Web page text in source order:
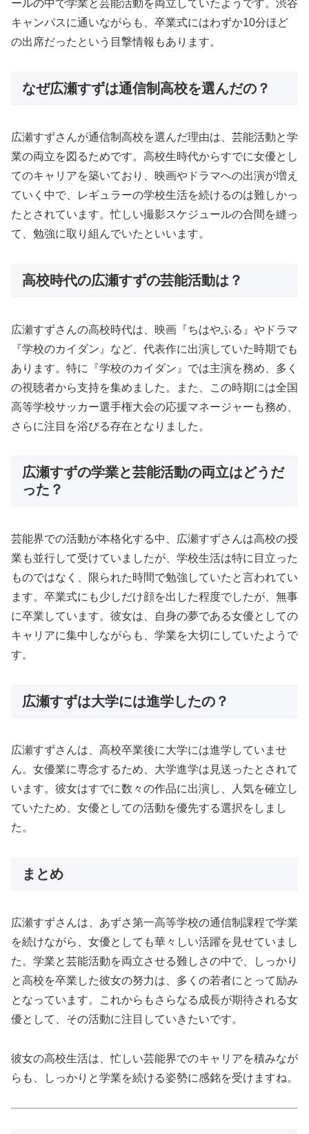
ールの中で学業と芸能活動を両立していたようです。渋谷
キャンパスに通いながらも、卒業式にはわずか10分ほど
の出席だったという目撃情報もあります。
なぜ広瀬すずは通信制高校を選んだの？
広瀬すずさんが通信制高校を選んだ理由は、芸能活動と学
業の両立を図るためです。高校生時代からすでに女優とし
てのキャリアを築いており、映画やドラマへの出演が増え
ていく中で、レギュラーの学校生活を続けるのは難しかっ
たとされています。忙しい撮影スケジュールの合間を縫っ
て、勉強に取り組んでいたといいます。
高校時代の広瀬すずの芸能活動は？
広瀬すずさんの高校時代は、映画『ちはやふる』やドラマ
『学校のカイダン』など、代表作に出演していた時期でも
あります。特に『学校のカイダン』では主演を務め、多く
の視聴者から支持を集めました。また、この時期には全国
高等学校サッカー選手権大会の応援マネージャーも務め、
さらに注目を浴びる存在となりました。
広瀬すずの学業と芸能活動の両立はどうだ
った？
芸能界での活動が本格化する中、広瀬すずさんは高校の授
業も並行して受けていましたが、学校生活は特に目立った
ものではなく、限られた時間で勉強していたと言われてい
ます。卒業式にも少しだけ顔を出した程度でしたが、無事
に卒業しています。彼女は、自身の夢である女優としての
キャリアに集中しながらも、学業を大切にしていたようで
す。
広瀬すずは大学には進学したの？
広瀬すずさんは、高校卒業後に大学には進学していませ
ん。女優業に専念するため、大学進学は見送ったとされて
います。彼女はすでに数々の作品に出演し、人気を確立し
ていたため、女優としての活動を優先する選択をしまし
た。
まとめ
広瀬すずさんは、あずさ第一高等学校の通信制課程で学業
を続けながら、女優としても華々しい活躍を見せていまし
た。学業と芸能活動を両立させる難しさの中で、しっかり
と高校を卒業した彼女の努力は、多くの若者にとって励み
となっています。これからもさらなる成長が期待される女
優として、その活動に注目していきたいです。
彼女の高校生活は、忙しい芸能界でのキャリアを積みなが
らも、しっかりと学業を続ける姿勢に感銘を受けますね。